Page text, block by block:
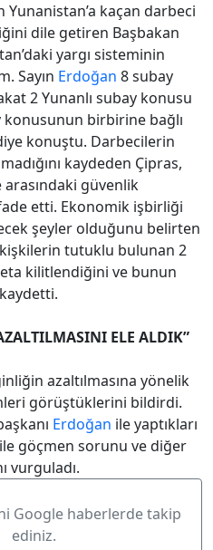
Yunanistan’a kaçan darbeci
dile getiren Başbakan
yargı sisteminin
Sayın Erdoğan 8 subay
2 Yunanlı subay konusu
konusunun birbirine bağlı
konuştu. Darbecilerin
kaydeden Çipras,
güvenlik
etti. Ekonomik işbirliği
şeyler olduğunu belirten
tutuklu bulunan 2
kilitlendiğini ve bunun
ELE ALDIK”
azaltılmasına yönelik
görüştüklerini bildirdi.
Erdoğan ile yaptıkları
göçmen sorunu ve diğer
vurguladı.
Google haberlerde takip
ediniz.